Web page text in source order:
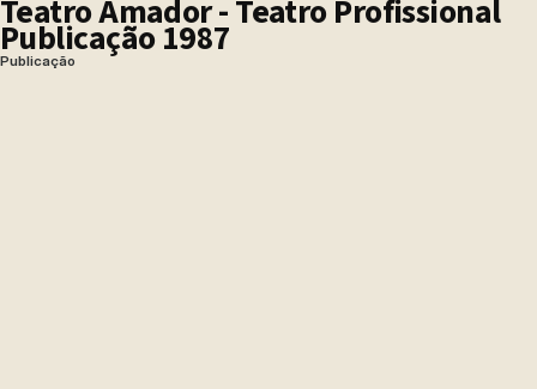
Teatro Amador - Teatro Profissional
Publicação 1987
Publicação